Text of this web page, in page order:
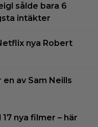
sålde bara 6
intäkter
nya Robert
av Sam Neills
nya filmer – här